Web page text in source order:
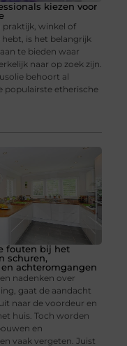
kiezen voor
praktijk, winkel of
is het belangrijk
te bieden waar
naar op zoek zijn.
behoort al
populairste etherische
fouten bij het
schuren,
achteromgangen
nadenken over
gaat de aandacht
naar de voordeur en
huis. Toch worden
en
vaak vergeten. Juist